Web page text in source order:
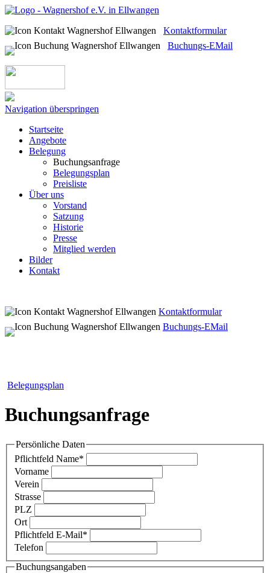
Kontaktformular
Buchungs-EMail
Navigation überspringen
Startseite
Angebote
Belegung
Buchungsanfrage
Belegungsplan
Preisliste
Über uns
Vorstand
Satzung
Historie
Presse
Mitglied werden
Bilder
Kontakt
Kontaktformular
Buchungs-EMail
Belegungsplan
Buchungsanfrage
Persönliche Daten
Pflichtfeld Name*
Vorname
Verein
Strasse
PLZ
Ort
Pflichtfeld E-Mail*
Telefon
Buchungsangaben